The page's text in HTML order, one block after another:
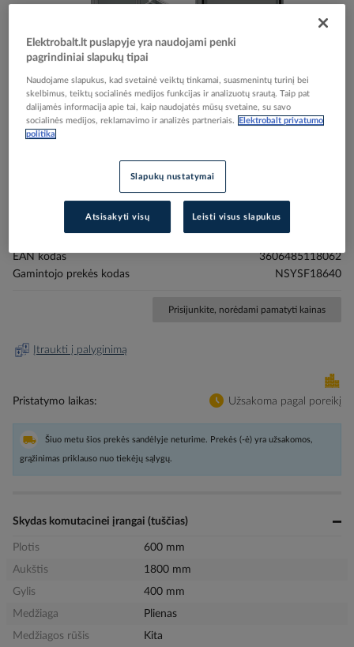
Skip
the
beginning
Reali prekė gali skirtis nuo pavaizduotos nuotraukoje
Skydas komutacinei įrangai (tuščias), NSYSF18640,
UNIVERSAL ENCLOSURES SYSTEMS, FLOOR
EAN kodas
3606485118062
Gamintojo prekės kodas
NSYSF18640
Prisijunkite, norėdami pamatyti kainas
Įtraukti į palyginimą
Pristatymo laikas Užsakoma pagal poreikį
Šiuo metu šios prekės sandėlyje neturime. Prekės (-ė) yra užsakomos,
grąžinimas priklauso nuo tiekėjų sąlygų.
Skydas komutacinei įrangai (tuščias)
Plotis
600 mm
Aukštis
1800 mm
Gylis
400 mm
Medžiaga
Plienas
Medžiagos rūšis
Kita
Elektrobalt.lt puslapyje yra naudojami penki
pagrindiniai slapukų tipai
Naudojame slapukus, kad svetainė veiktų tinkamai, suasmenintų turinį bei
skelbimus, teiktų socialinės medijos funkcijas ir analizuotų srautą. Taip pat
dalijamės informacija apie tai, kaip naudojatės mūsų svetaine, su savo
socialinės medijos, reklamavimo ir analizės partneriais.
Elektrobalt privatumo
politika
Slapukų nustatymai
Atsisakyti visų Leisti visus slapukus